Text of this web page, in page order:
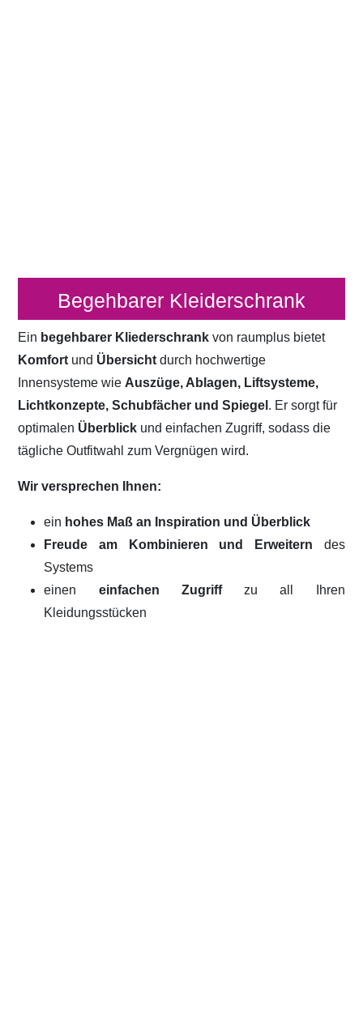
Begehbarer Kleiderschrank
Ein begehbarer Kliederschrankvon raumplus bietet
Komfort und Übersicht durch hochwertige
Innensysteme wie Auszüge, Ablagen, Liftsysteme,
Lichtkonzepte, Schubfächer und Spiegel . Er sorgt für
optimalen Überblick und einfachen Zugriff, sodass die
tägliche Outfitwahl zum Vergnügen wird.
Wir versprechen Ihnen:
ein hohes Maß an Inspiration und Überblick
Freude am Kombinieren und Erweitern des
Systems
einen einfachen Zugriffzu all Ihren
Kleidungsstücken